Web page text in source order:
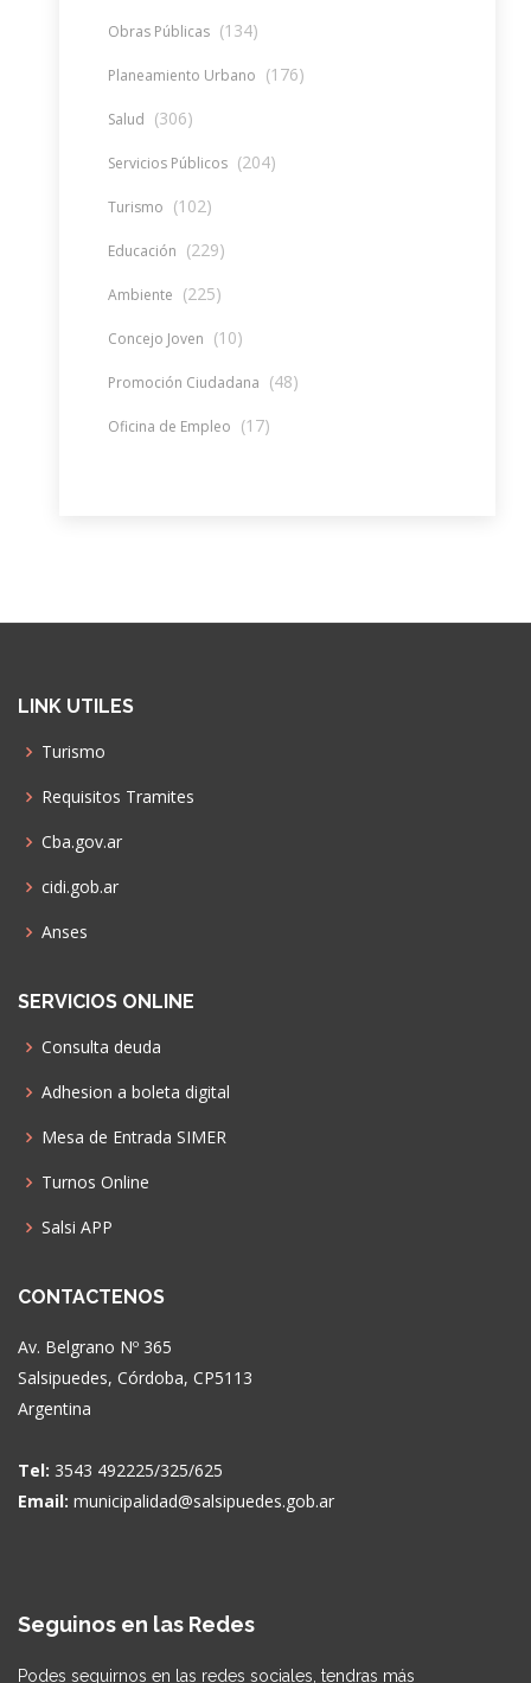
Obras Públicas (134)
Planeamiento Urbano (176)
Salud (306)
Servicios Públicos (204)
Turismo (102)
Educación (229)
Ambiente (225)
Concejo Joven (10)
Promoción Ciudadana (48)
Oficina de Empleo (17)
LINK UTILES
Turismo
Requisitos Tramites
Cba.gov.ar
cidi.gob.ar
Anses
SERVICIOS ONLINE
Consulta deuda
Adhesion a boleta digital
Mesa de Entrada SIMER
Turnos Online
Salsi APP
CONTACTENOS
Av. Belgrano Nº 365
Salsipuedes, Córdoba, CP5113
Argentina
Tel: 3543 492225/325/625
Email: municipalidad@salsipuedes.gob.ar
Seguinos en las Redes
Podes seguirnos en las redes sociales, tendras más